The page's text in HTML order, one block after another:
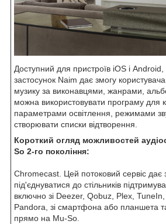
Доступний для пристроїв iOS і
застосунок Naim дає змогу
музику за виконавцями, жанрами,
можна використовувати програму для
параметрами освітлення, режимами
створювати списки відтворення.
Короткий огляд можливостей
So 2-го покоління:
Chromecast. Цей потоковий сервіс дає
під'єднуватися до стільників
включно зі Deezer, Qobuz, Plex,
Pandora, зі смартфона або планшета
прямо на Mu-So.